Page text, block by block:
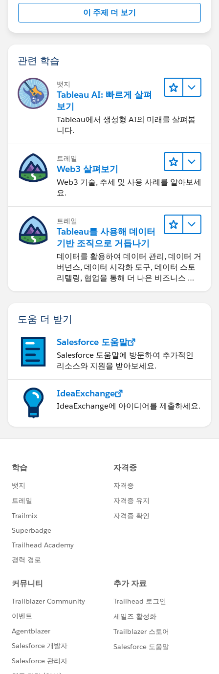
이 주제 더 보기
관련 학습
뱃지
Tableau AI: 빠르게 살펴
보기
Tableau에서 생성형 AI의 미래를 살펴봅
니다.
트레일
Web3 살펴보기
Web3 기술, 추세 및 사용 사례를 알아보세
요.
트레일
Tableau를 사용해 데이터
기반 조직으로 거듭나기
데이터를 활용하여 데이터 관리, 데이터 거
버넌스, 데이터 시각화 도구, 데이터 스토
리텔링, 협업을 통해 더 나은 비즈니스 성
과를 달성하세요.
도움 더 받기
Salesforce 도움말
Salesforce 도움말에 방문하여 추가적인
리소스와 지원을 받아보세요.
IdeaExchange
IdeaExchange에 아이디어를 제출하세요.